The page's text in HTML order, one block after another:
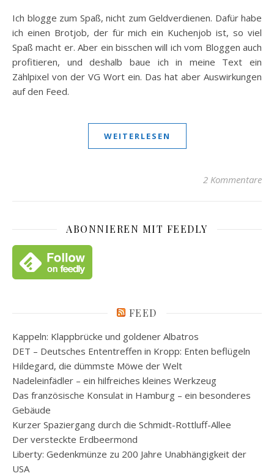
Ich blogge zum Spaß, nicht zum Geldverdienen. Dafür habe
ich einen Brotjob, der für mich ein Kuchenjob ist, so viel
Spaß macht er. Aber ein bisschen will ich vom Bloggen auch
profitieren, und deshalb baue ich in meine Text ein
Zählpixel von der VG Wort ein. Das hat aber Auswirkungen
auf den Feed.
WEITERLESEN
2 Kommentare
ABONNIEREN MIT FEEDLY
FEED
Kappeln: Klappbrücke und goldener Albatros
DET – Deutsches Ententreffen in Kropp: Enten beflügeln
Hildegard, die dümmste Möwe der Welt
Nadeleinfädler – ein hilfreiches kleines Werkzeug
Das französische Konsulat in Hamburg – ein besonderes
Gebäude
Kurzer Spaziergang durch die Schmidt-Rottluff-Allee
Der versteckte Erdbeermond
Liberty: Gedenkmünze zu 200 Jahre Unabhängigkeit der
USA